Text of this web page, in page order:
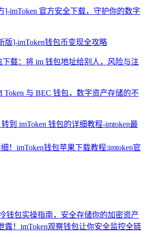
]-imToken 官方安全下载，守护你的数字
版]-imToken钱包币变现全攻略
下载：将 im 钱包地址给别人，风险与注
Token 与 BEC 钱包，数字资产存储的不
转到 imToken 钱包的详细教程-imtoken最
！imToken钱包苹果下载教程:imtoken官
钱包实操指南，安全存储你的加密资产
露！imToken观察钱包让你安全监控全链